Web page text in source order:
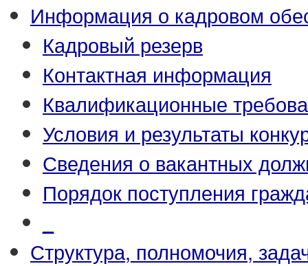
Информация о кадровом
Кадровый резерв
Контактная информация
Квалификационные
Условия и результаты
Сведения о вакантных
Порядок поступления
Структура, полномочия,